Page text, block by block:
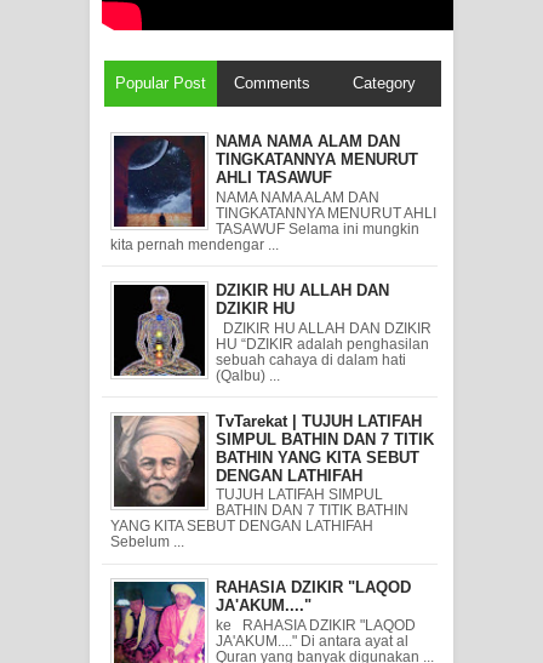
Popular Post Comments Category
NAMA NAMA ALAM DAN
TINGKATANNYA MENURUT
AHLI TASAWUF
NAMA NAMA ALAM DAN
TINGKATANNYA MENURUT AHLI
TASAWUF Selama ini mungkin
kita pernah mendengar ...
DZIKIR HU ALLAH DAN
DZIKIR HU
DZIKIR HU ALLAH DAN DZIKIR
HU “DZIKIR adalah penghasilan
sebuah cahaya di dalam hati
(Qalbu) ...
TvTarekat | TUJUH LATIFAH
SIMPUL BATHIN DAN 7 TITIK
BATHIN YANG KITA SEBUT
DENGAN LATHIFAH
TUJUH LATIFAH SIMPUL
BATHIN DAN 7 TITIK BATHIN
YANG KITA SEBUT DENGAN LATHIFAH
Sebelum ...
RAHASIA DZIKIR "LAQOD
JA'AKUM...."
ke RAHASIA DZIKIR "LAQOD
JA'AKUM...." Di antara ayat al
Quran yang banyak digunakan ...